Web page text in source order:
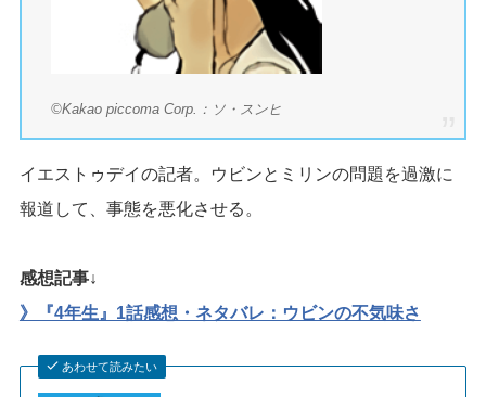
©Kakao piccoma Corp.：ソ・スンヒ
イエストゥデイの記者。ウビンとミリンの問題を過激に
報道して、事態を悪化させる。
感想記事↓
》『4年生』1話感想・ネタバレ：ウビンの不気味さ
あわせて読みたい